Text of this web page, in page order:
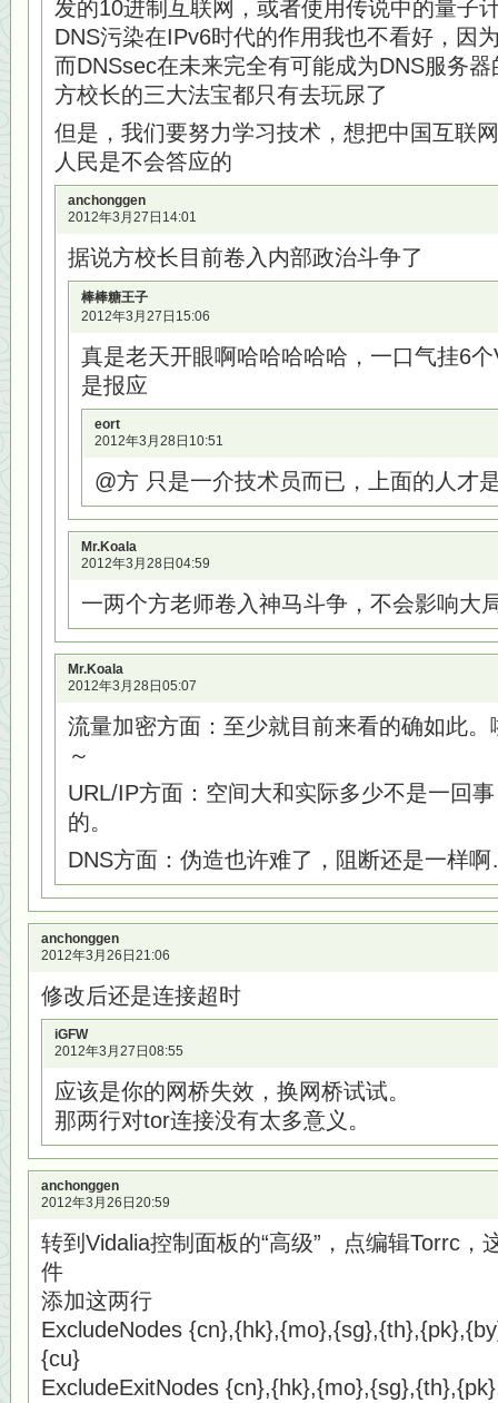
发的10进制互联网，或者使用传说中的量子
DNS污染在IPv6时代的作用我也不看好，因
而DNSsec在未来完全有可能成为DNS服务
方校长的三大法宝都只有去玩尿了
但是，我们要努力学习技术，想把中国互联
人民是不会答应的
anchonggen
2012年3月27日14:01
据说方校长目前卷入内部政治斗争了
棒棒糖王子
2012年3月27日15:06
真是老天开眼啊哈哈哈哈哈，一口气挂6
是报应
eort
2012年3月28日10:51
@方 只是一介技术员而已，上面的人才
Mr.Koala
2012年3月28日04:59
一两个方老师卷入神马斗争，不会影响大
Mr.Koala
2012年3月28日05:07
流量加密方面：至少就目前来看的确如此
～
URL/IP方面：空间大和实际多少不是一回
的。
DNS方面：伪造也许难了，阻断还是一样
anchonggen
2012年3月26日21:06
修改后还是连接超时
iGFW
2012年3月27日08:55
应该是你的网桥失效，换网桥试试。
那两行对tor连接没有太多意义。
anchonggen
2012年3月26日20:59
转到Vidalia控制面板的“高级”，点编辑Torrc，
件
添加这两行
ExcludeNodes
{cu}
ExcludeExitNodes